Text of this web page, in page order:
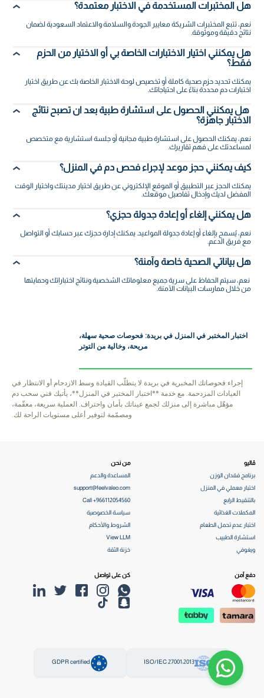
هل المختبرات المستخدمة في الاختبار معتمدة؟
نعم، تتبع المختبرات الشريكة معايير الجودة والسلامة والاعتماد السعودية لضمان
نتائج دقيقة وموثوقة.
هل يمكنني اختيار الاختبارات الخاصة بي أو الاختيار من الحزم
فقط؟
يمكنك تحديد حزم صحية كاملة أو تخصيص لوحة الاختبار الخاصة بك عن طريق اختيار
اختبارات دم محددة بناءً على احتياجاتك.
هل يمكنني الحصول على استشارة طبية بعد ان تصبح نتائج
الاختبار جاهزة؟
نعم، يمكنك الحصول على استشارة طبية مجانية أو جلسة استشارية مع متخصص
لمساعدتك على فهم تقاريرك.
كيف يمكنني حجز موعد لإجراء فحص دم في المنزل؟
يمكنك الحجز عبر التطبيق أو الموقع الإلكتروني عن طريق اختيار مدينتك واختيار الوقت
المفضل لديك وإدخال تفاصيل موقعك.
هل يمكنني إلغاء أو إعادة جدولة حجزي؟
نعم، يُسمح بإلغاء أو إعادة جدولة المواعيد. يمكنك إدارة حجزك عبر حسابك أو التواصل
مع فريق الدعم.
هل بياناتي الصحية خاصة وآمنة؟
نعم، سيتم الحفاظ على سرية جميع معلوماتك الشخصية ونتائج اختباراتك وحمايتها
من خلال ممارسات البيانات الآمنة.
اختبار المختبر في المنزل في بريدة: فحوصات صحية سهلة،
مريحة، وخالية من التوتر
إجراء فحوصاتك المخبرية في بريدة لا يتطلّب القيادة وسط الازدحام أو الانتظار في
العيادات المزدحمة. مع خدمة **اختبار المختبر في المنزل**، يأتيك فني سحب دم
مؤهّل مباشرة إلى منزلك لجمع عيناتك بأمان واحتراف. العملية سريعة، معقّمة،
ومصمّمة لتوفير أعلى مستويات الراحة لك.
ڤاليو
برنامج فقدان الوزن
اختبار معملي في المنزل
بالتنقيط الرابع
المكملات الغذائية
اختبار عدم تحمل الطعام
استشارة الطبيب
ويغوفي
من نحن
المساعدة والدعم
support@feelvaleo.com
Call +966112054560
سياسة الخصوصية
الشروط والأحكام
View LLM
خزنة الثقة
دفع آمن كن على تواصل
ISO/IEC 27001:2013
GDPR certified